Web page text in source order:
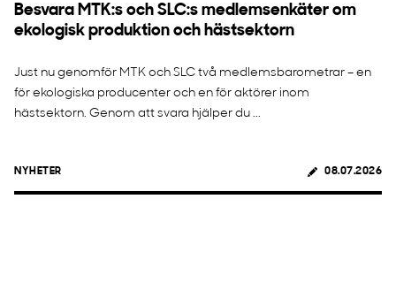
Besvara MTK:s och SLC:s medlemsenkäter om
ekologisk produktion och hästsektorn
Just nu genomför MTK och SLC två medlemsbarometrar – en
för ekologiska producenter och en för aktörer inom
hästsektorn. Genom att svara hjälper du ...
NYHETER 08.07.2026